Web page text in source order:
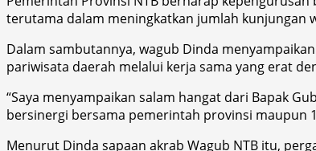
terutama dalam meningkatkan jumlah kunjungan
Dalam sambutannya, wagub Dinda
pariwisata daerah melalui kerja sama yang erat
“Saya menyampaikan salam hangat dari Bapak
bersinergi bersama pemerintah provinsi maupun
Menurut Dinda sapaan akrab Wagub NTB itu,